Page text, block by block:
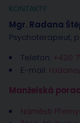
KONTAKTY
Mgr. Radana
Psychoterapeut,
Telefon: +420
E-mail:
Manželská
Náměstí